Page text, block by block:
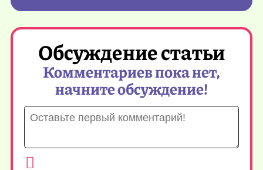
Обсуждение статьи
Комментариев пока нет,
начните обсуждение!